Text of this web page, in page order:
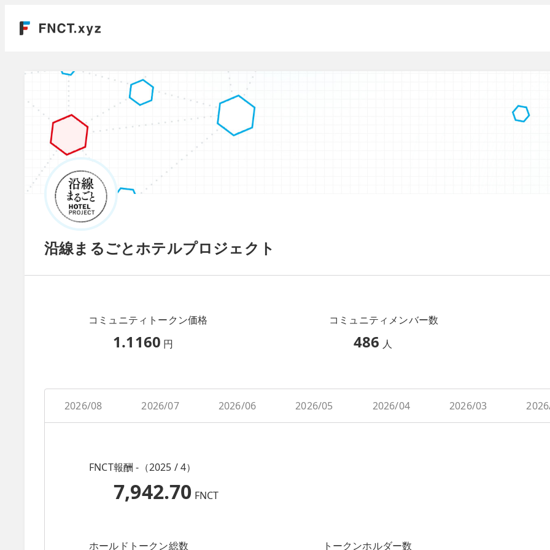
沿線まるごとホテルプロジェクト
コミュニティトークン価格
1.1160 円
コミュニティメンバー数
486 人
2026/08 2026/07 2026/06 2026/05 2026/04 2026/03
FNCT報酬 -（2025 / 4）
7,942.70 FNCT
ホールドトークン総数 トークンホルダー数